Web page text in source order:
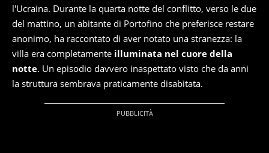
l'Ucraina. Durante la quarta notte del conflitto, verso le due
del mattino, un abitante di Portofino che preferisce restare
anonimo, ha raccontato di aver notato una stranezza: la
villa era completamente illuminata nel cuore della
notte. Un episodio davvero inaspettato visto che da anni
la struttura sembrava praticamente disabitata.